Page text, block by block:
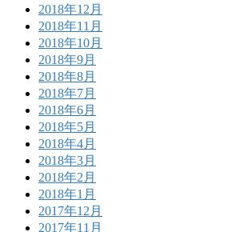
2018年12月
2018年11月
2018年10月
2018年9月
2018年8月
2018年7月
2018年6月
2018年5月
2018年4月
2018年3月
2018年2月
2018年1月
2017年12月
2017年11月